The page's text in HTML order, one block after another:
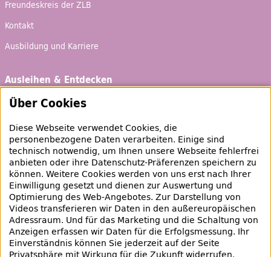
Freundeskreis der ZLB
Kontakt
Ausbildung und Karriere
Ausleihen & Entdecken
Schaufenster
Bibliotheksausweis
Highlights
Veranstaltungen & Lernangebote
Veranstaltungsübersicht
Lern- und Beratungsangebote
Über Cookies
Diese Webseite verwendet Cookies, die
personenbezogene Daten verarbeiten. Einige sind
technisch notwendig, um Ihnen unsere Webseite fehlerfrei
anbieten oder ihre Datenschutz-Präferenzen speichern zu
können. Weitere Cookies werden von uns erst nach Ihrer
Einwilligung gesetzt und dienen zur Auswertung und
Optimierung desWeb-Angebotes. Zur Darstellung von
Videos transferieren wir Daten in den außereuropäischen
Adressraum. Und für das Marketing und die Schaltung von
Anzeigen erfassen wir Daten für die Erfolgsmessung. Ihr
Einverständnis können Sie jederzeit auf der Seite